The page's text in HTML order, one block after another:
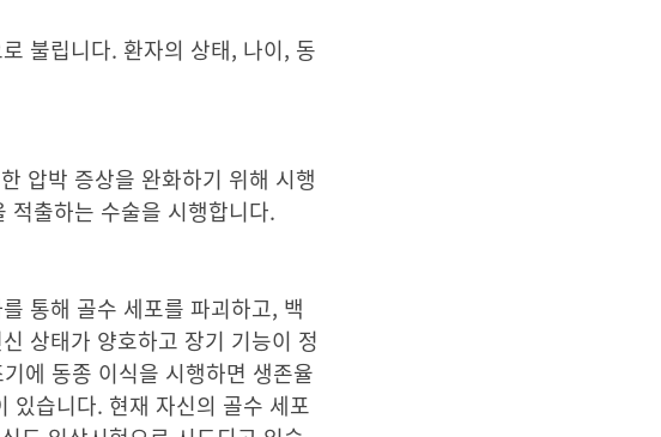
불립니다. 환자의 상태, 나이, 동
압박 증상을 완화하기 위해 시행
적출하는 수술을 시행합니다.
통해 골수 세포를 파괴하고, 백
상태가 양호하고 장기 기능이 정
에 동종 이식을 시행하면 생존율
있습니다. 현재 자신의 골수 세포